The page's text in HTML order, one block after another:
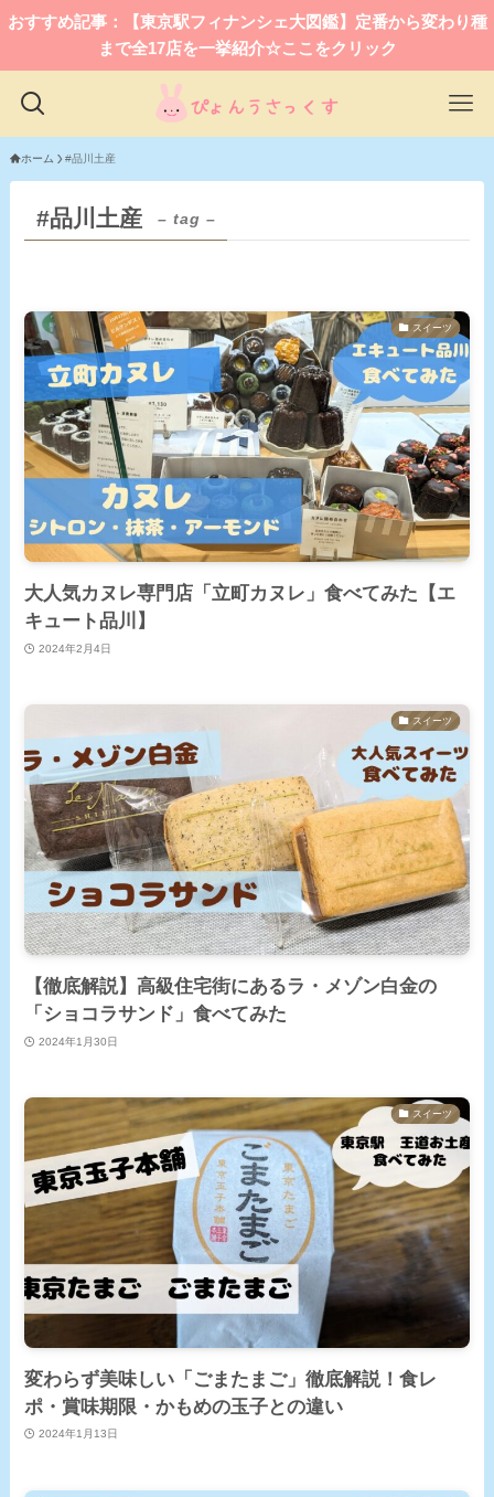
おすすめ記事：【東京駅フィナンシェ大図鑑】定番から変わり種
まで全17店を一挙紹介☆ここをクリック
ホーム #品川土産
#品川土産 – tag –
スイーツ
大人気カヌレ専門店「立町カヌレ」食べてみた【エ
キュート品川】
2024年2月4日
スイーツ
【徹底解説】高級住宅街にあるラ・メゾン白金の
「ショコラサンド」食べてみた
2024年1月30日
スイーツ
変わらず美味しい「ごまたまご」徹底解説！食レ
ポ・賞味期限・かもめの玉子との違い
2024年1月13日